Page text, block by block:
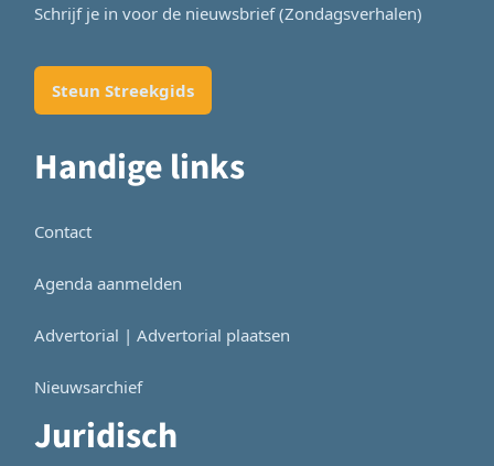
Schrijf je in voor de nieuwsbrief (Zondagsverhalen)
Steun Streekgids
Handige links
Contact
Agenda aanmelden
Advertorial | Advertorial plaatsen
Nieuwsarchief
Juridisch